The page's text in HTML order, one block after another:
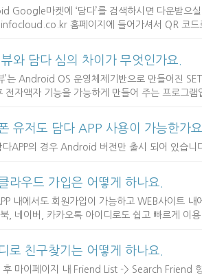
Google마켓에 ‘담다’를 검색하시면 다운받으
홈페이지에 들어가셔서 QR 코드
와 담다 심의 차이가 무엇인가요.
’는 Android OS 운영체제기반으로 만들어진
전자액자 기능을 가능하게 만들어 주는 프로그램
유저도 담다 APP 사용이 가능한가
다APP의 경우 Android 버전만 출시 되어 있습
라우드 가입은 어떻게 하나요.
내에서도 회원가입이 가능하고 WEB사이트 내
, 네이버, 카카오톡 아이디로도 쉽고 빠르게 이
로 친구찾기는 어떻게 하나요.
후 마이페이지 내 Friend List -> Search Friend